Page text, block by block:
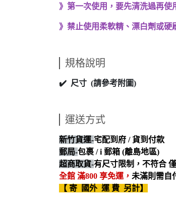
》第一次使用，要先清洗過再使
》禁止使用柔軟精、漂白劑或硬
規格說明
✔️ 尺寸 (請參考附圖)
運送方式
新竹貨運-宅配到府 / 貨到付款
郵局-包裹 / i 郵箱 (離島地區)
超商取貨-有尺寸限制，不符合
全館 滿800 享免運， 未滿則需自
【 寄 國外 運 費 另計】